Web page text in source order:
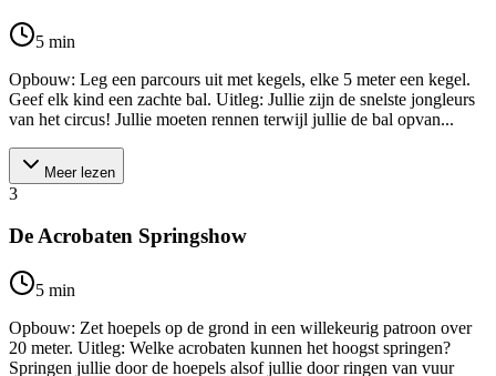
5 min
Opbouw: Leg een parcours uit met kegels, elke 5 meter een kegel.
Geef elk kind een zachte bal. Uitleg: Jullie zijn de snelste jongleurs
van het circus! Jullie moeten rennen terwijl jullie de bal opvan...
Meer lezen
3
De Acrobaten Springshow
5 min
Opbouw: Zet hoepels op de grond in een willekeurig patroon over
20 meter. Uitleg: Welke acrobaten kunnen het hoogst springen?
Springen jullie door de hoepels alsof jullie door ringen van vuur